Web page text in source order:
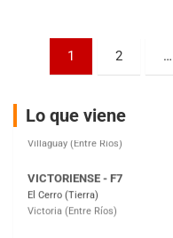
Paginación
entradas
1 2 …
Lo que viene
Villaguay (Entre Ríos)
El Cerro (Tierra)
Victoria (Entre Ríos)
Moto Club Reginense (Tierra)
Gral. E. Godoy (Río Negro)